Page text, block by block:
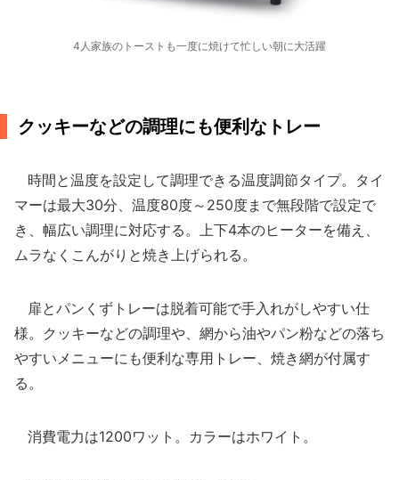
4人家族のトーストも一度に焼けて忙しい朝に大活躍
クッキーなどの調理にも便利なトレー
時間と温度を設定して調理できる温度調節タイプ。タイ
マーは最大30分、温度80度～250度まで無段階で設定で
き、幅広い調理に対応する。上下4本のヒーターを備え、
ムラなくこんがりと焼き上げられる。
扉とパンくずトレーは脱着可能で手入れがしやすい仕
様。クッキーなどの調理や、網から油やパン粉などの落ち
やすいメニューにも便利な専用トレー、焼き網が付属す
る。
消費電力は1200ワット。カラーはホワイト。